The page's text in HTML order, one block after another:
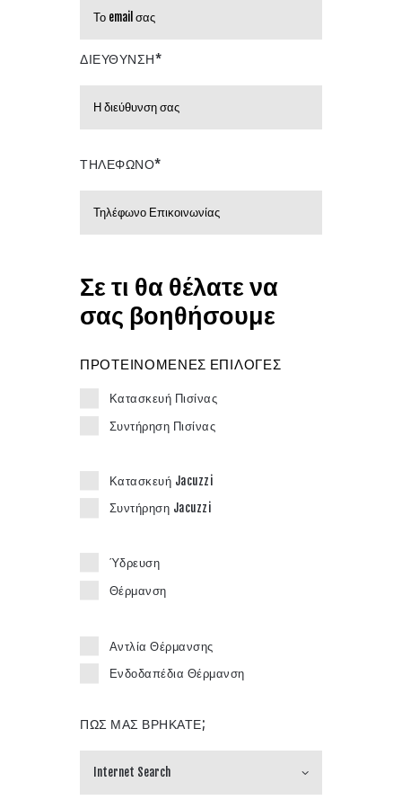
ΔΙΕΥΘΥΝΣΗ*
ΤΗΛΕΦΩΝΟ*
Σε τι θα θέλατε να
σας βοηθήσουμε
ΠΡΟΤΕΙΝΟΜΕΝΕΣ ΕΠΙΛΟΓΕΣ
Κατασκευή Πισίνας
Συντήρηση Πισίνας
Κατασκευή Jacuzzi
Συντήρηση Jacuzzi
Ύδρευση
Θέρμανση
Αντλία Θέρμανσης
Ενδοδαπέδια Θέρμανση
ΠΩΣ ΜΑΣ ΒΡΗΚΑΤΕ;